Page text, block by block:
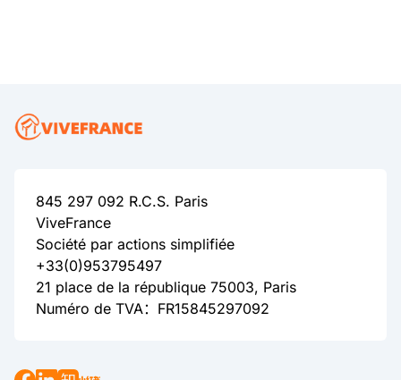
845 297 092 R.C.S. Paris
ViveFrance
Société par actions simplifiée
+33(0)953795497
21 place de la république 75003, Paris
Numéro de TVA：FR15845297092